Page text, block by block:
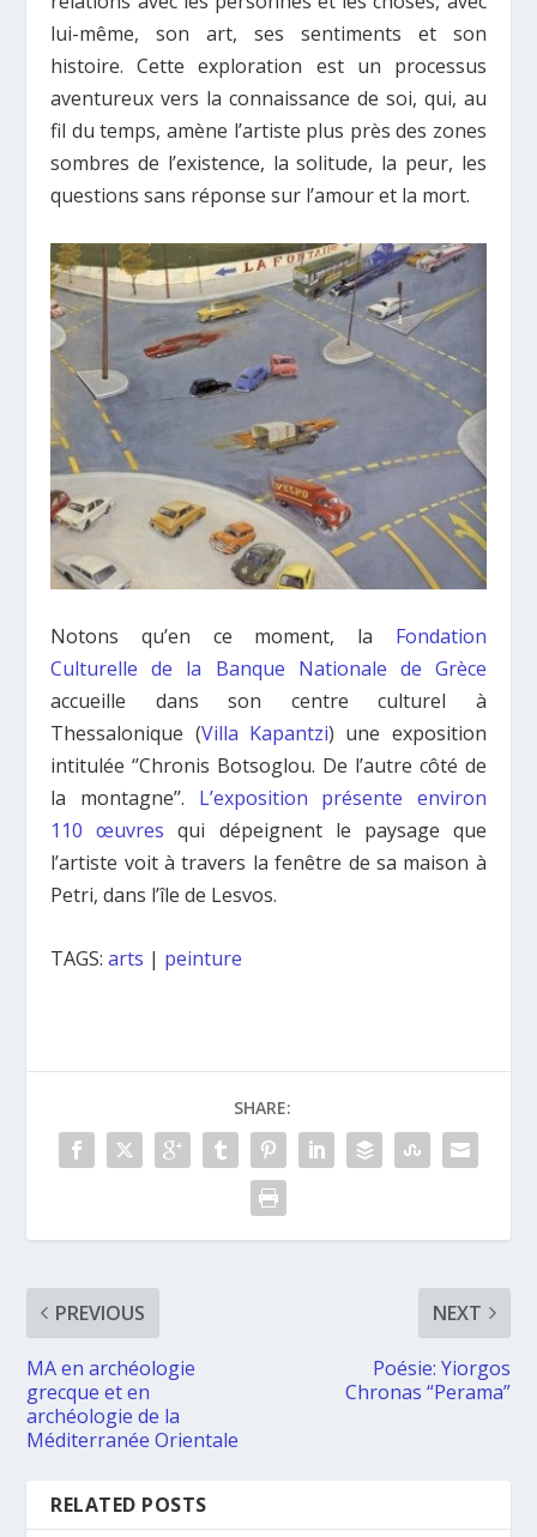
lui-même, son art, ses sentiments et son
histoire. Cette exploration est un processus
aventureux vers la connaissance de soi, qui, au
fil du temps, amène l’artiste plus près des zones
sombres de l’existence, la solitude, la peur, les
questions sans réponse sur l’amour et la mort.
Notons qu’en ce moment, la Fondation
Culturelle de la Banque Nationale de Grèce
accueille dans son centre culturel à
Thessalonique (Villa Kapantzi) une exposition
intitulée ‘’Chronis Botsoglou. De l’autre côté de
la montagne’’. L’exposition présente environ
110 œuvres qui dépeignent le paysage que
l’artiste voit à travers la fenêtre de sa maison à
Petri, dans l’île de Lesvos.
TAGS:arts | peinture
SHARE:
PREVIOUS
MA en archéologie
grecque et en
archéologie de la
Méditerranée Orientale
NEXT
Poésie: Yiorgos
Chronas “Perama”
RELATED POSTS